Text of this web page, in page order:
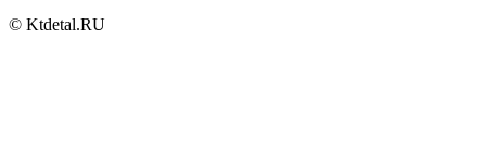
© Ktdetal.RU